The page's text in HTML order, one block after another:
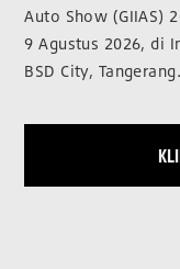
Auto Show (GIIAS)
9 Agustus 2026, di
BSD City, Tangerang.